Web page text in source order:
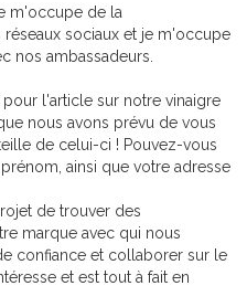
m'occupe de la
sociaux et je m'occupe
nos ambassadeurs.
l'article sur notre vinaigre
nous avons prévu de vous
de celui-ci ! Pouvez-vous
ainsi que votre adresse
de trouver des
marque avec qui nous
confiance et collaborer sur le
et est tout à fait en